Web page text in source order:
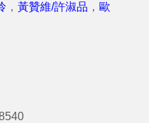
， 黃贊維/許淑品 ， 歐